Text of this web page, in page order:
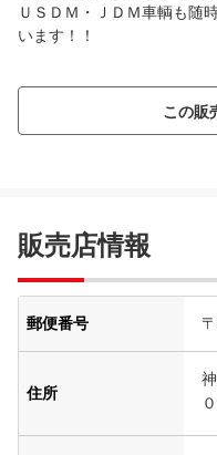
ＵＳＤＭ・ＪＤＭ車輌も随
います！！
この販
販売店情報
郵便番号
住所